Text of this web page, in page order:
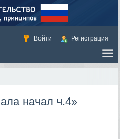
Войти Регистрация
начал ч.4»